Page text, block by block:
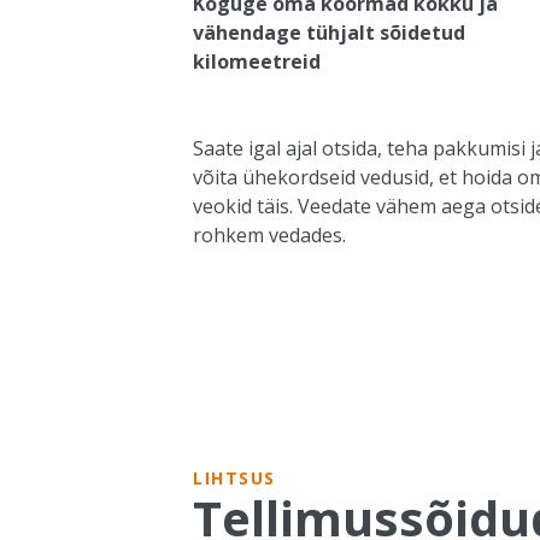
vähendage tühjalt sõidetud
kilomeetreid
Saate igal ajal otsida, teha pakkumisi
võita ühekordseid vedusid, et hoida
veokid täis. Veedate vähem aega
rohkem vedades.
LIHTSUS